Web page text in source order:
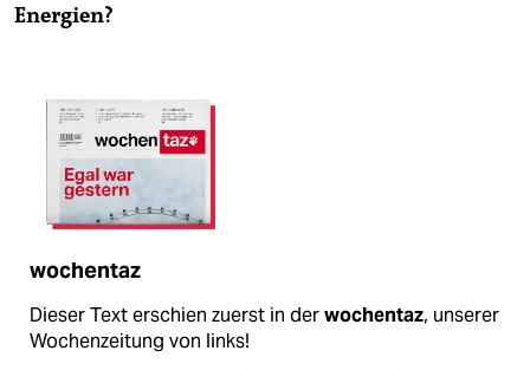
Energien?
wochentaz
Dieser Text erschien zuerst in derwochentaz, unserer
Wochenzeitung von links!